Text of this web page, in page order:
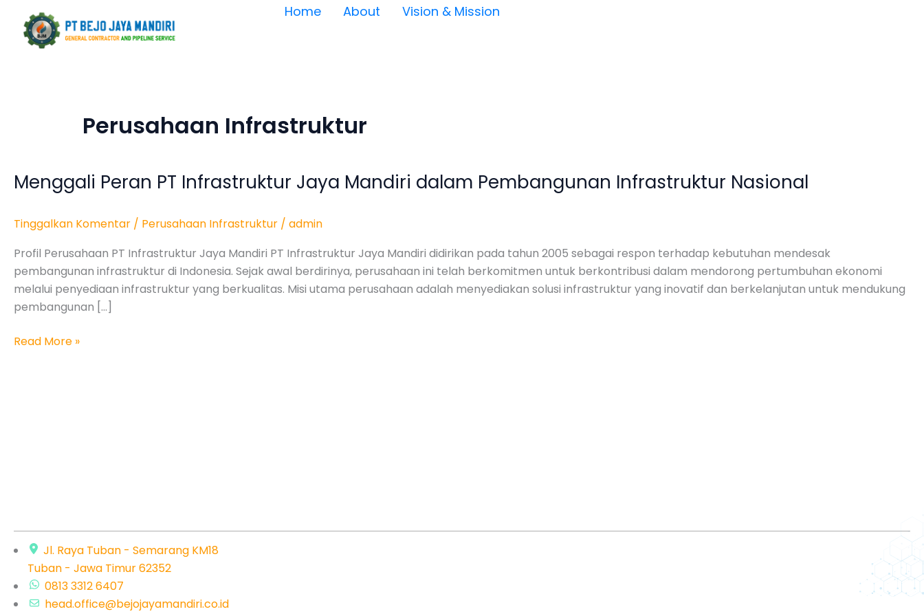
konten
Home About Vision & Mission
Perusahaan Infrastruktur
Menggali Peran PT Infrastruktur Jaya Mandiri dalam Pembangunan Infrastruktur Nasional
Tinggalkan Komentar / Perusahaan Infrastruktur / admin
Profil Perusahaan PT Infrastruktur Jaya Mandiri PT Infrastruktur Jaya Mandiri didirikan pada tahun 2005 sebagai respon terhadap kebutuhan mendesak
pembangunan infrastruktur di Indonesia. Sejak awal berdirinya, perusahaan ini telah berkomitmen untuk berkontribusi dalam mendorong pertumbuhan ekonomi
melalui penyediaan infrastruktur yang berkualitas. Misi utama perusahaan adalah menyediakan solusi infrastruktur yang inovatif dan berkelanjutan untuk mendukung
pembangunan […]
Menggali
Infrastruktur
Jaya
Mandiri
dalam
Pembangunan
Nasional
Read More »
Jl. Raya Tuban - Semarang KM18
Tuban - Jawa Timur 62352
0813 3312 6407
head.office@bejojayamandiri.co.id